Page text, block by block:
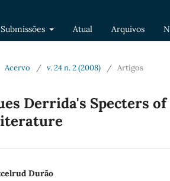
Submissões Atual Arquivos
Acervo / v. 24 n. 2 (2008) / Artigos
Derrida's Specters
Durão